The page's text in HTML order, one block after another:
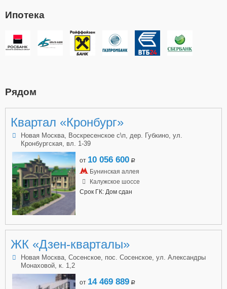
Ипотека
Рядом
Квартал «Кронбург»
Новая Москва, Воскресенское с\п, дер. Губкино, ул.
Кронбургская, вл. 1-39
от 10 056 600 a
Бунинская аллея
Калужское шоссе
Срок ГК: Дом сдан
ЖК «Дзен-кварталы»
Новая Москва, Сосенское, пос. Сосенское, ул. Александры
Монаховой, к. 1,2
от 14 469 889 a